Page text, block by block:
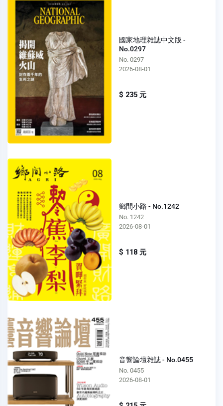
國家地理雜誌中文版 -
No.0297
No. 0297
2026-08-01
$ 235 元
鄉間小路 - No.1242
No. 1242
2026-08-01
$ 118 元
音響論壇雜誌 - No.0455
No. 0455
2026-08-01